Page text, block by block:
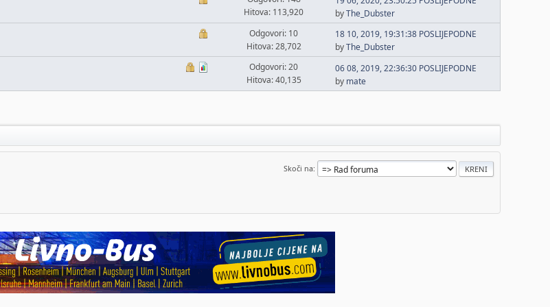
Hitova: 113,920
byThe_Dubster
Odgovori: 10
Hitova: 28,702
18 10, 2019, 19:31:38 POSLIJEPODNE
byThe_Dubster
Odgovori: 20
Hitova: 40,135
06 08, 2019, 22:36:30 POSLIJEPODNE
by mate
Skoči na